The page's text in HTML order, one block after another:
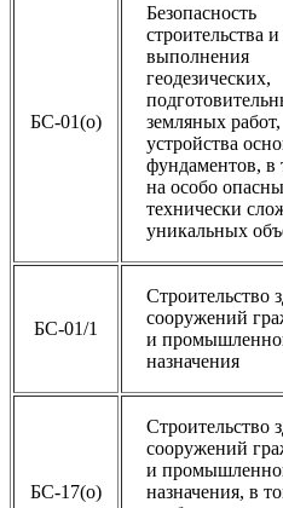
БС-01(о)
Безопасность
строительства
выполнения
геодезических,
земляных работ,
устройства
фундаментов, в
на особо
технически
уникальных
БС-01/1
Строительство
сооружений
и
назначения
БС-17(о)
Строительство
сооружений
и
назначения, в